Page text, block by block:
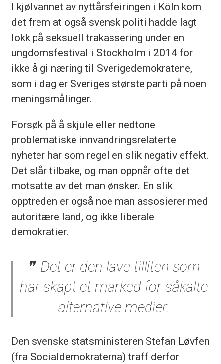
I kjølvannet av nyttårsfeiringen i Köln kom
det frem at også svensk politi hadde lagt
lokk på seksuell trakassering under en
ungdomsfestival i Stockholm i 2014 for
ikke å gi næring til Sverigedemokratene,
som i dag er Sveriges største parti på noen
meningsmålinger.
Forsøk på å skjule eller nedtone
problematiske innvandringsrelaterte
nyheter har som regel en slik negativ effekt.
Det slår tilbake, og man oppnår ofte det
motsatte av det man ønsker. En slik
opptreden er også noe man assosierer med
autoritære land, og ikke liberale
demokratier.
Det er den lave tilliten som
har skapt et marked for såkalte
alternative medier.
Den svenske statsministeren Stefan Løvfen
(fra Socialdemokraterna) traff derfor